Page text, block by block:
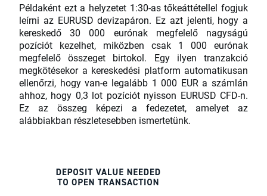
Példaként ezt a helyzetet 1:30-as tőkeáttétellel fogjuk
leírni az EURUSD devizapáron. Ez azt jelenti, hogy a
kereskedő 30 000 eurónak megfelelő nagyságú
pozíciót kezelhet, miközben csak 1 000 eurónak
megfelelő összeget birtokol. Egy ilyen tranzakció
megkötésekor a kereskedési platform automatikusan
ellenőrzi, hogy van-e legalább 1 000 EUR a számlán
ahhoz, hogy 0,3 lot pozíciót nyisson EURUSD CFD-n.
Ez az összeg képezi a fedezetet, amelyet az
alábbiakban részletesebben ismertetünk.